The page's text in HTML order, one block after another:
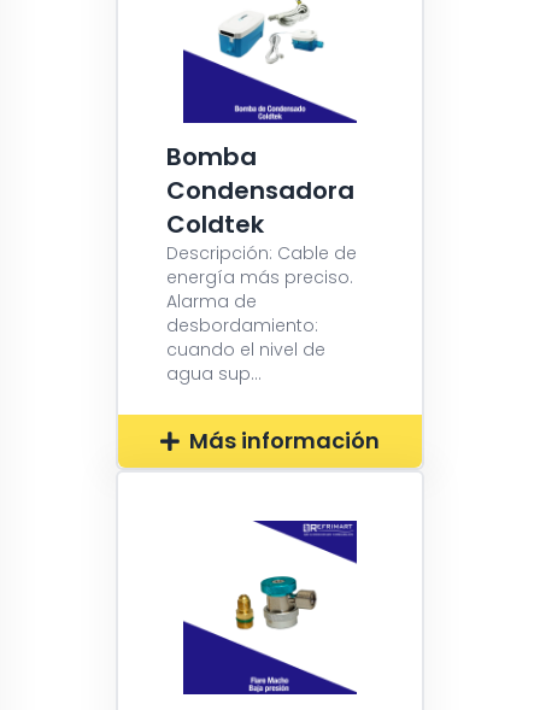
Bomba
Condensadora
Coldtek
Descripción: Cable de
energía más preciso.
Alarma de
desbordamiento:
cuando el nivel de
agua sup...
Más información